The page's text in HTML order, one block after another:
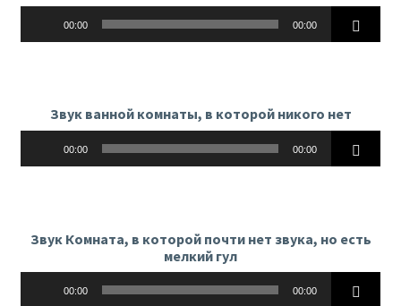
00:00 00:00
Звук ванной комнаты, в которой никого нет
00:00 00:00
Звук Комната, в которой почти нет звука, но есть
мелкий гул
00:00 00:00